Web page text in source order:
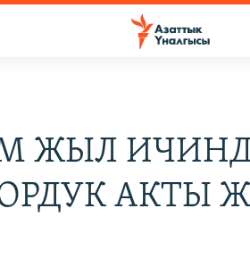
ЖЫЛ
АКТЫ